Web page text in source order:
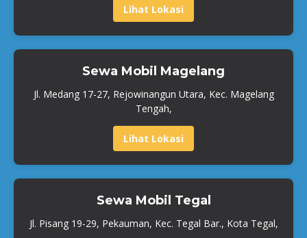
Lihat Lokasi
Sewa Mobil Magelang
Jl. Medang 17-27, Rejowinangun Utara, Kec. Magelang
Tengah,
Lihat Lokasi
Sewa Mobil Tegal
Jl. Pisang 19-29, Pekauman, Kec. Tegal Bar., Kota Tegal,